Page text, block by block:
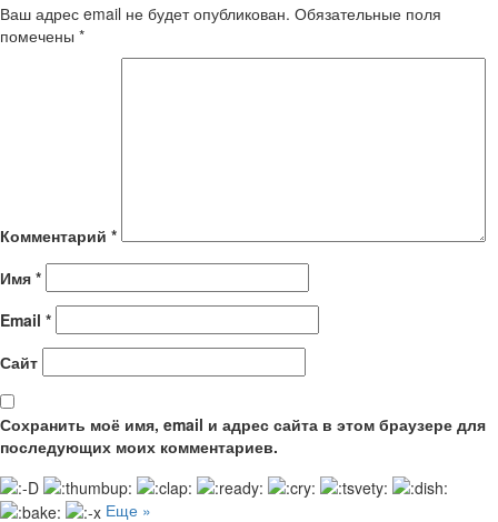
Ваш адрес email не будет опубликован. Обязательные поля
помечены *
Комментарий *
Имя *
Email *
Сайт
Сохранить моё имя, email и адрес сайта в этом браузере для
последующих моих комментариев.
Еще »